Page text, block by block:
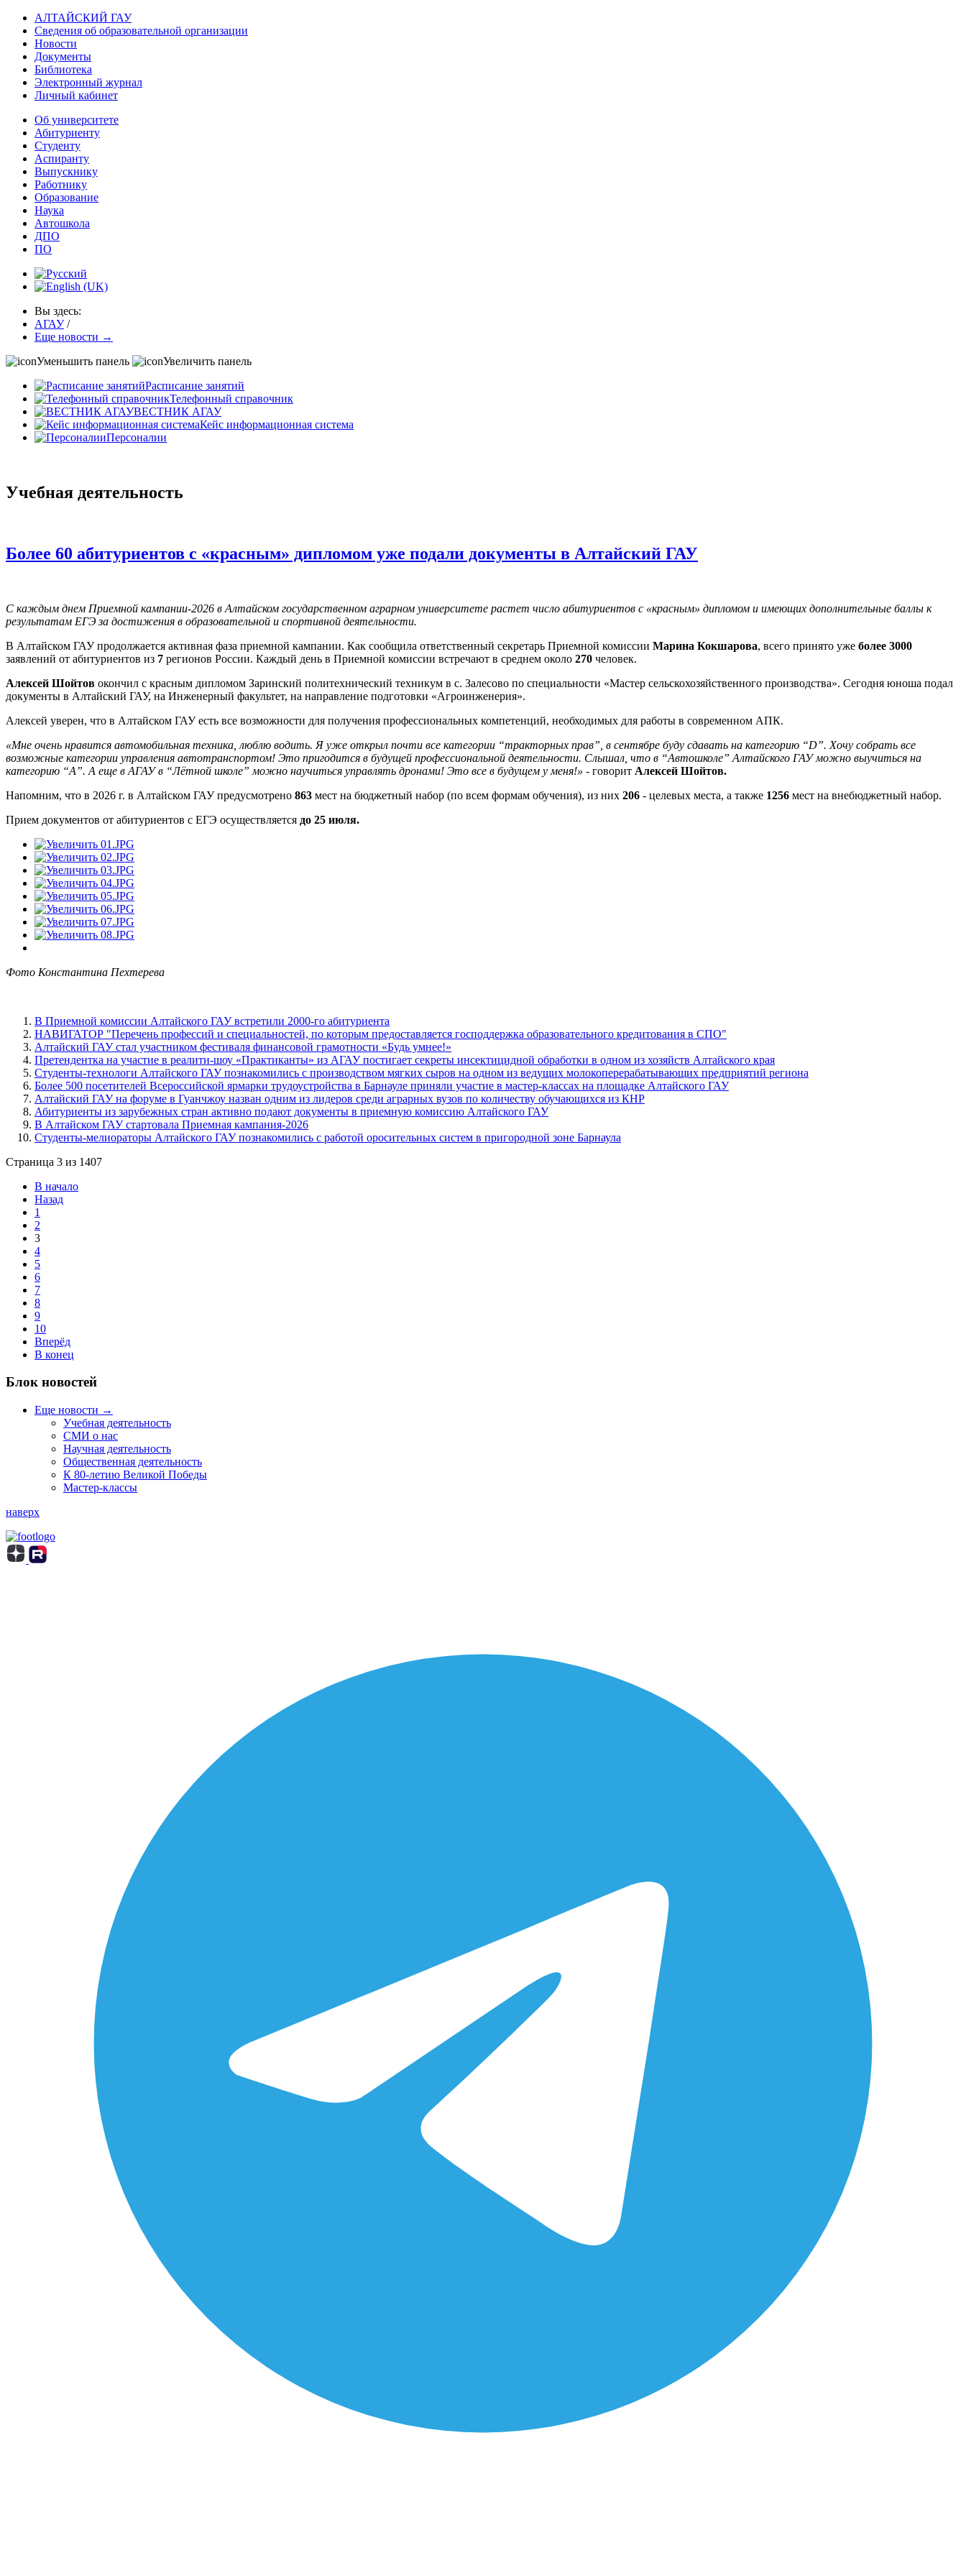
АЛТАЙСКИЙ ГАУ
Сведения об образовательной организации
Новости
Документы
Библиотека
Электронный журнал
Личный кабинет
Об университете
Абитуриенту
Студенту
Аспиранту
Выпускнику
Работнику
Образование
Наука
Автошкола
ДПО
ПО
Вы здесь:
АГАУ /
Еще новости →
Уменьшить панель
Увеличить панель
Расписание занятий
Телефонный справочник
ВЕСТНИК АГАУ
Кейс информационная система
Персоналии
Учебная деятельность
Более 60 абитуриентов с «красным» дипломом уже подали документы в Алтайский ГАУ
С каждым днем Приемной кампании-2026 в Алтайском государственном аграрном университете растет число абитуриентов с «красным» дипломом и имеющих дополнительные баллы к
результатам ЕГЭ за достижения в образовательной и спортивной деятельности.
В Алтайском ГАУ продолжается активная фаза приемной кампании. Как сообщила ответственный секретарь Приемной комиссии Марина Кокшарова, всего принято уже более 3000
заявлений от абитуриентов из 7 регионов России. Каждый день в Приемной комиссии встречают в среднем около 270 человек.
Алексей Шойтов окончил с красным дипломом Заринский политехнический техникум в с. Залесово по специальности «Мастер сельскохозяйственного производства». Сегодня юноша подал
документы в Алтайский ГАУ, на Инженерный факультет, на направление подготовки «Агроинженерия».
Алексей уверен, что в Алтайском ГАУ есть все возможности для получения профессиональных компетенций, необходимых для работы в современном АПК.
«Мне очень нравится автомобильная техника, люблю водить. Я уже открыл почти все категории “тракторных прав”, в сентябре буду сдавать на категорию “D”. Хочу собрать все
возможные категории управления автотранспортом! Это пригодится в будущей профессиональной деятельности. Слышал, что в “Автошколе” Алтайского ГАУ можно выучиться на
категорию “А”. А еще в АГАУ в “Лётной школе” можно научиться управлять дронами! Это все в будущем у меня!» - говорит Алексей Шойтов.
Напомним, что в 2026 г. в Алтайском ГАУ предусмотрено 863 мест на бюджетный набор (по всем формам обучения), из них 206 - целевых места, а также 1256 мест на внебюджетный набор.
Прием документов от абитуриентов с ЕГЭ осуществляется до 25 июля.
Фото Константина Пехтерева
В Приемной комиссии Алтайского ГАУ встретили 2000-го абитуриента
НАВИГАТОР "Перечень профессий и специальностей, по которым предоставляется господдержка образовательного кредитования в СПО"
Алтайский ГАУ стал участником фестиваля финансовой грамотности «Будь умнее!»
Претендентка на участие в реалити-шоу «Практиканты» из АГАУ постигает секреты инсектицидной обработки в одном из хозяйств Алтайского края
Студенты-технологи Алтайского ГАУ познакомились с производством мягких сыров на одном из ведущих молокоперерабатывающих предприятий региона
Более 500 посетителей Всероссийской ярмарки трудоустройства в Барнауле приняли участие в мастер-классах на площадке Алтайского ГАУ
Алтайский ГАУ на форуме в Гуанчжоу назван одним из лидеров среди аграрных вузов по количеству обучающихся из КНР
Абитуриенты из зарубежных стран активно подают документы в приемную комиссию Алтайского ГАУ
В Алтайском ГАУ стартовала Приемная кампания-2026
Студенты-мелиораторы Алтайского ГАУ познакомились с работой оросительных систем в пригородной зоне Барнаула
Страница 3 из 1407
В начало
Назад
1
2
3
4
5
6
7
8
9
10
Вперёд
В конец
Блок новостей
Еще новости →
Учебная деятельность
СМИ о нас
Научная деятельность
Общественная деятельность
К 80-летию Великой Победы
Мастер-классы
наверх